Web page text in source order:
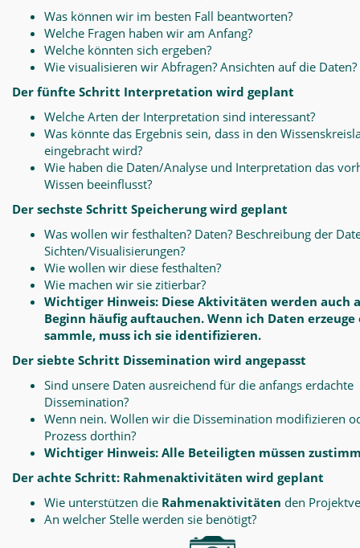
Was können wir im besten Fall beantworten?
Welche Fragen haben wir am Anfang?
Welche könnten sich ergeben?
Wie visualisieren wir Abfragen? Ansichten auf die Daten?
Der fünfte Schritt Interpretation wird geplant
Welche Arten der Interpretation sind interessant?
Was könnte das Ergebnis sein, dass in den
eingebracht wird?
Wie haben die Daten/Analyse und Interpretation das
Wissen beeinflusst?
Der sechste Schritt Speicherung wird geplant
Was wollen wir festhalten? Daten? Beschreibung der
Sichten/Visualisierungen?
Wie wollen wir diese festhalten?
Wie machen wir sie zitierbar?
Wichtiger Hinweis: Diese Aktivitäten werden auch
Beginn häufig auftauchen. Wenn ich Daten erzeuge
sammle, muss ich sie identifizieren.
Der siebte Schritt Dissemination wird angepasst
Sind unsere Daten ausreichend für die anfangs erdachte
Dissemination?
Wenn nein. Wollen wir die Dissemination modifizieren
Prozess dorthin?
Wichtiger Hinweis: Alle Beteiligten müssen
Der achte Schritt: Rahmenaktivitäten wird geplant
Wie unterstützen die Rahmenaktivitäten den
An welcher Stelle werden sie benötigt?